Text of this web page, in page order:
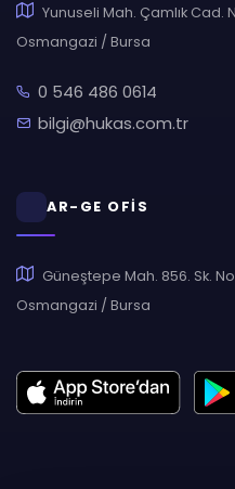
Yunuseli Mah. Çamlık Cad.
Osmangazi / Bursa
0 546 486 0614
bilgi@hukas.com.tr
AR-GE OFİS
Güneştepe Mah. 856. Sk.
Osmangazi / Bursa